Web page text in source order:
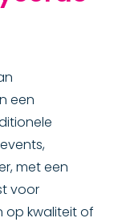
een
met een
voor
op kwaliteit of